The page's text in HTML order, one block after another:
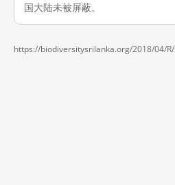
国大陆未被屏蔽。
https://biodiversitysrilanka.org/2018/04/R/